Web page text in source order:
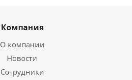
Компания
О компании
Новости
Сотрудники